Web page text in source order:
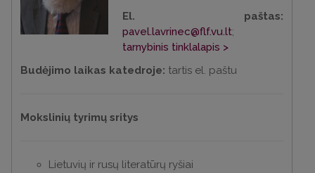
El. paštas:
pavel.lavrinec@flf.vu.lt;
tarnybinis tinklalapis >
Budėjimo laikas katedroje: tartis el. paštu
Mokslinių tyrimų sritys
Lietuvių ir rusų literatūrų ryšiai